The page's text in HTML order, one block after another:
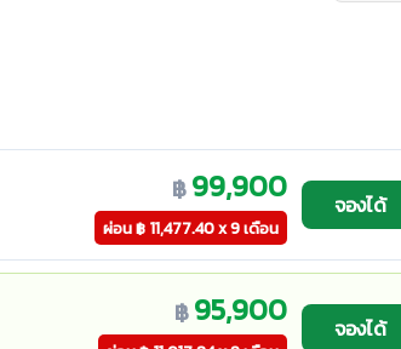
฿99,900
ผ่อน฿ 11,477.40 x 9 เดือน
จองได้
฿95,900 จองได้